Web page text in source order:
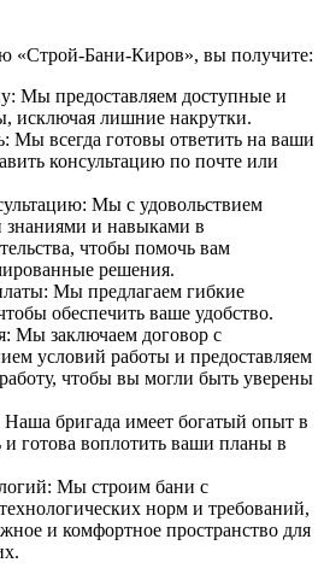
«Строй-Бани-Киров», вы получите:
Мы предоставляем доступные и
исключая лишние накрутки.
Мы всегда готовы ответить на ваши
консультацию по почте или
Мы с удовольствием
и навыками в
чтобы помочь вам
решения.
Мы предлагаем гибкие
обеспечить ваше удобство.
Мы заключаем договор с
условий работы и предоставляем
чтобы вы могли быть уверены
бригада имеет богатый опыт в
и готова воплотить ваши планы в
Мы строим бани с
норм и требований,
и комфортное пространство для